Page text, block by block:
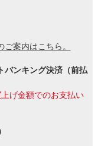
案内はこちら。
バンキング決済（前払
げ金額でのお支払い